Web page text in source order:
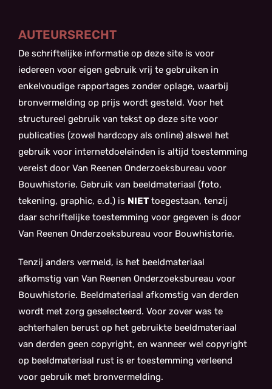
AUTEURSRECHT
De schriftelijke informatie op deze site is voor
iedereen voor eigen gebruik vrij te gebruiken in
enkelvoudige rapportages zonder oplage, waarbij
bronvermelding op prijs wordt gesteld. Voor het
structureel gebruik van tekst op deze site voor
publicaties (zowel hardcopy als online) alswel het
gebruik voor internetdoeleinden is altijd toestemming
vereist door Van Reenen Onderzoeksbureau voor
Bouwhistorie. Gebruik van beeldmateriaal (foto,
tekening, graphic, e.d.) is NIETtoegestaan, tenzij
daar schriftelijke toestemming voor gegeven is door
Van Reenen Onderzoeksbureau voor Bouwhistorie.
Tenzij anders vermeld, is het beeldmateriaal
afkomstig van Van Reenen Onderzoeksbureau voor
Bouwhistorie. Beeldmateriaal afkomstig van derden
wordt met zorg geselecteerd. Voor zover was te
achterhalen berust op het gebruikte beeldmateriaal
van derden geen copyright, en wanneer wel copyright
op beeldmateriaal rust is er toestemming verleend
voor gebruik met bronvermelding.